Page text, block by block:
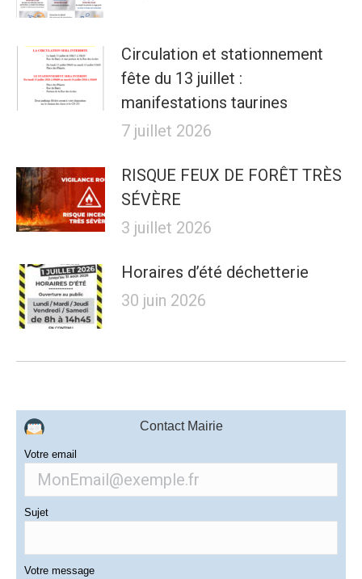
Circulation et stationnement
fête du 13 juillet :
manifestations taurines
7 juillet 2026
RISQUE FEUX DE FORÊT TRÈS
SÉVÈRE
3 juillet 2026
Horaires d’été déchetterie
30 juin 2026
Contact Mairie
Votre email
Sujet
Votre message